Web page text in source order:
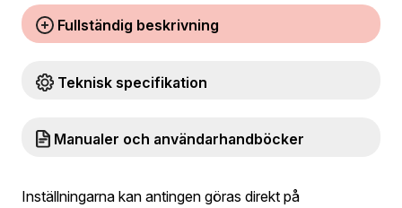
Fullständig beskrivning
Teknisk specifikation
Manualer och användarhandböcker
Inställningarna kan antingen göras direkt på